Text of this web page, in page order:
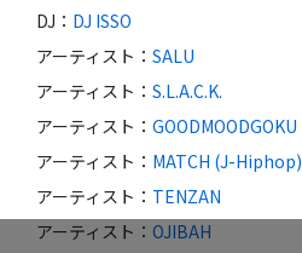
DJ ： DJ ISSO
アーティスト ： SALU
アーティスト ： S.L.A.C.K.
アーティスト ： GOODMOODGOKU
アーティスト ： MATCH (J-Hiphop)
アーティスト ： TENZAN
アーティスト ： OJIBAH